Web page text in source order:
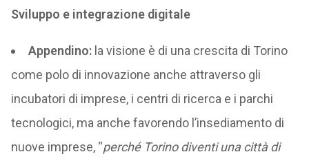
Sviluppo e integrazione digitale
Appendino: la visione è di una crescita di Torino
come polo di innovazione anche attraverso gli
incubatori di imprese, i centri di ricerca e i parchi
tecnologici, ma anche favorendo l’insediamento di
nuove imprese, “perché Torino diventi una città di